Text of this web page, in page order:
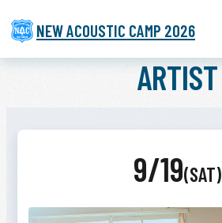
NEW ACOUSTIC CAMP 2026
ARTIST
9/19(SAT)